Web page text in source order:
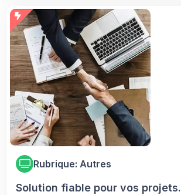
Rubrique: Autres
Solution fiable pour vos projets.